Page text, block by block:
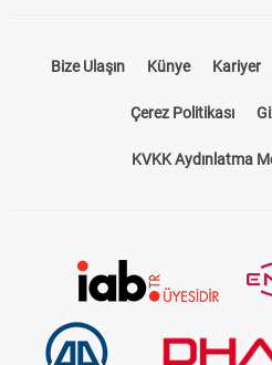
Bize Ulaşın Künye Kariyer
Çerez Politikası
KVKK Aydınlatma